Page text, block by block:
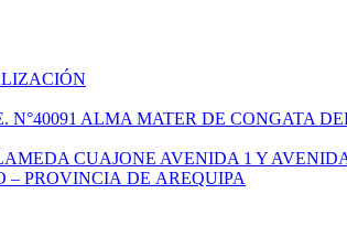
ALMA MATER DE CONGATA
CUAJONE AVENIDA 1 Y
– PROVINCIA DE AREQUIPA